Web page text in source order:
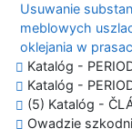
Usuwanie
meblowych
oklejania w
Katalóg -
Katalóg -
(5) Katalóg -
Owadzie